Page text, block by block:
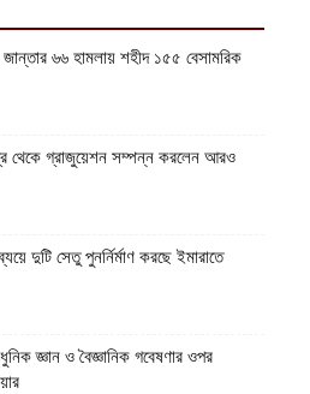
৬৬ হামলায় শহীদ ১৫৫ বেসামরিক
থেকে গ্রাজুয়েশন সম্পন্ন করলেন আরও
দুটি সেতু পুনর্নির্মাণ করছে ইমারাতে
জ্ঞান ও বৈজ্ঞানিক গবেষণার ওপর